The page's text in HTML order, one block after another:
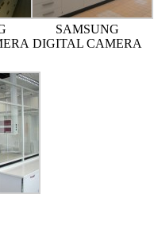
SAMSUNG
DIGITAL CAMERA